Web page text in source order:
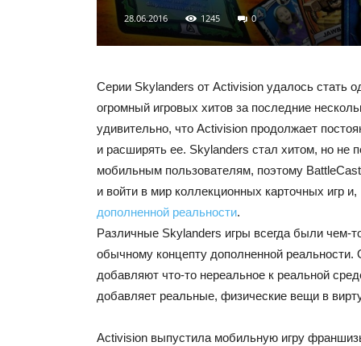
28.06.2016 1245 0
Серии Skylanders от Activision удалось стать
огромный игровых хитов за последние
удивительно, что Activision продолжает
и расширять ее. Skylanders стал хитом, но не
мобильным пользователям, поэтому
и войти в мир коллекционных карточных игр
дополненной реальности.
Различные Skylanders игры всегда были чем-
обычному концепту дополненной
добавляют что-то нереальное к реальной
добавляет реальные, физические вещи в
Activision выпустила мобильную игру